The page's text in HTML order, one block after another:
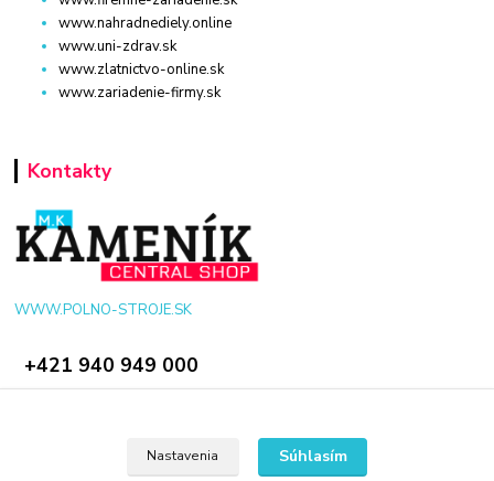
www.nahradnediely.online
www.uni-zdrav.sk
www.zlatnictvo-online.sk
www.zariadenie-firmy.sk
Kontakty
WWW.POLNO-STROJE.SK
+421 940 949 000
Nastavenia Súhlasím